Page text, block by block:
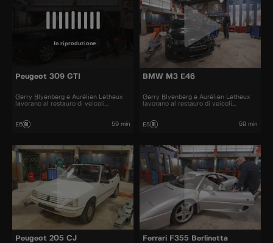
In riproduzione
Peugeot 309 GTI
Gerry Blyenberg e Aurélien Letheux
lavorano al restauro di veicoli
E6 59 min
BMW M3 E46
Gerry Blyenberg e Aurélien Letheux
lavorano al restauro di veicoli
E5 59 min
Peugeot 205 CJ Ferrari F355 Berlinetta